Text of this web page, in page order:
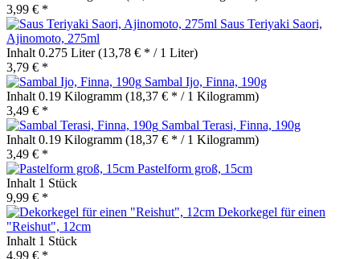
3,99 € *
Saus Teriyaki Saori,
Ajinomoto, 275ml
Inhalt 0.275 Liter(13,78 € * / 1 Liter)
3,79 € *
Sambal Ijo, Finna, 190g
Inhalt 0.19 Kilogramm (18,37 € * / 1 Kilogramm)
3,49 € *
Sambal Terasi, Finna, 190g
Inhalt 0.19 Kilogramm (18,37 € * / 1 Kilogramm)
3,49 € *
Pastelform groß, 15cm
Inhalt 1 Stück
9,99 € *
Dekorkegel für einen
"Reishut", 12cm
Inhalt 1 Stück
4,99 € *